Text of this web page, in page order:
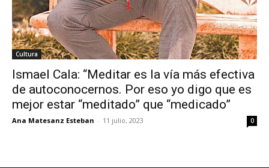
Cultura
Ismael Cala: “Meditar es la vía más efectiva
de autoconocernos. Por eso yo digo que es
mejor estar “meditado” que “medicado”
Ana Matesanz Esteban - 11 julio, 2023 0